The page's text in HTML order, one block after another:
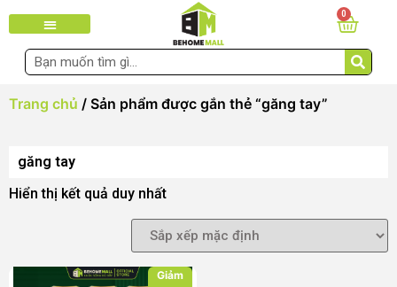
0
Trang chủ / Sản phẩm được gắn thẻ “găng tay”
găng tay
Hiển thị kết quả duy nhất
Giảm